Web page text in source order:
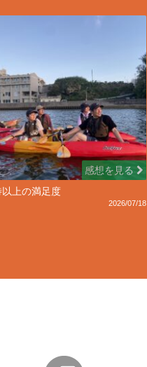
感想を見る
上の満足度
2026/07/18